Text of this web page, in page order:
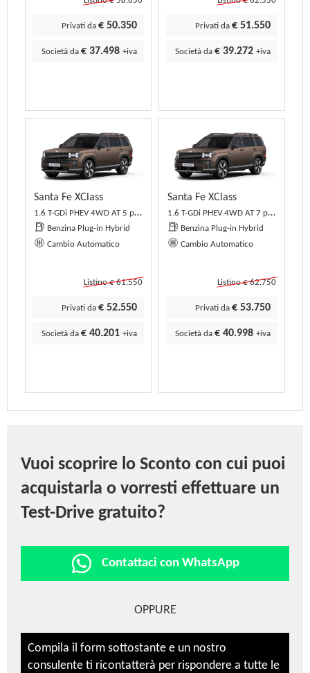
Privati da € 50.350
Società da € 37.498 +iva
Privati da € 51.550
Società da € 39.272 +iva
Santa Fe XClass
1.6 T-GDi PHEV 4WD AT 5 posti XClass
Benzina Plug-in Hybrid
Cambio Automatico
Listino € 61.550
Privati da € 52.550
Società da € 40.201 +iva
Santa Fe XClass
1.6 T-GDi PHEV 4WD AT 7 posti XClass
Benzina Plug-in Hybrid
Cambio Automatico
Listino € 62.750
Privati da € 53.750
Società da € 40.998 +iva
Vuoi scoprire lo Sconto con cui puoi
acquistarla o vorresti effettuare un
Test-Drive gratuito?
Contattaci con WhatsApp
OPPURE
Compila il form sottostante e un nostro
consulente ti ricontatterà per rispondere a tutte le